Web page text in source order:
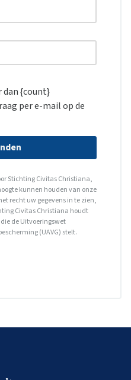
dan {count}
per e-mail op de
Stichting Civitas Christiana,
kunnen houden van onze
recht uw gegevens in te zien,
Civitas Christiana houdt
de Uitvoeringswet
(UAVG) stelt.